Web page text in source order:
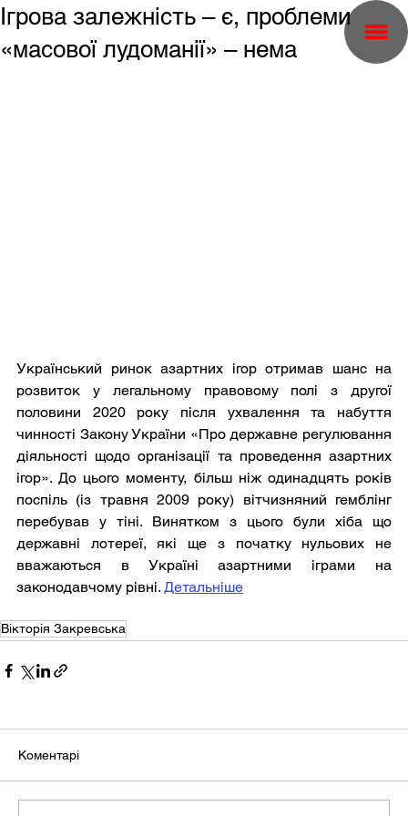
Ігрова залежність – є, проблеми
«масової лудоманії» – нема
Український ринок азартних ігор отримав шанс на
розвиток у легальному правовому полі з другої
половини 2020 року після ухвалення та набуття
чинності Закону України «Про державне регулювання
діяльності щодо організації та проведення азартних
ігор». До цього моменту, більш ніж одинадцять років
поспіль (із травня 2009 року) вітчизняний гемблінг
перебував у тіні. Винятком з цього були хіба що
державні лотереї, які ще з початку нульових не
вважаються в Україні азартними іграми на
законодавчому рівні. Детальніше
Вікторія Закревська
Коментарі